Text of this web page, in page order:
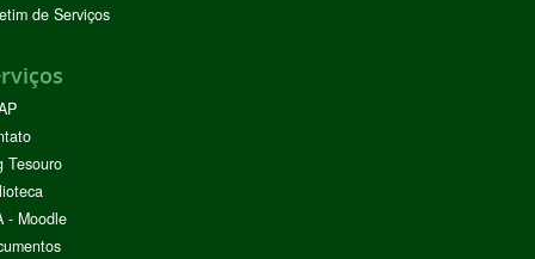
de Serviços
Tesouro
- Moodle